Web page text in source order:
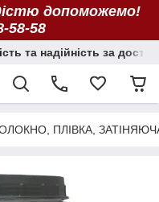
допоможемо!
58-58
та надійність за
ПЛІВКА,